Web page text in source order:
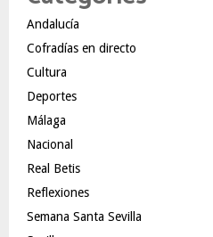
Andalucía
Cofradías en directo
Cultura
Deportes
Málaga
Nacional
Real Betis
Reflexiones
Semana Santa Sevilla